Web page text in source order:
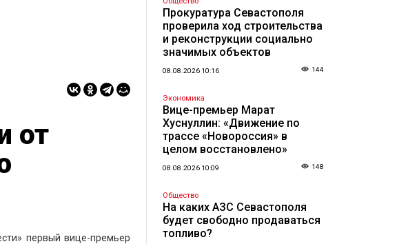
от
первый вице-премьер
Прокуратура Севастополя
проверила ход строительства
и реконструкции социально
значимых объектов
08.08.2026 10:16 144
Экономика
Вице-премьер Марат
Хуснуллин: «Движение по
трассе «Новороссия» в
целом восстановлено»
08.08.2026 10:09 148
Общество
На каких АЗС Севастополя
будет свободно продаваться
топливо?